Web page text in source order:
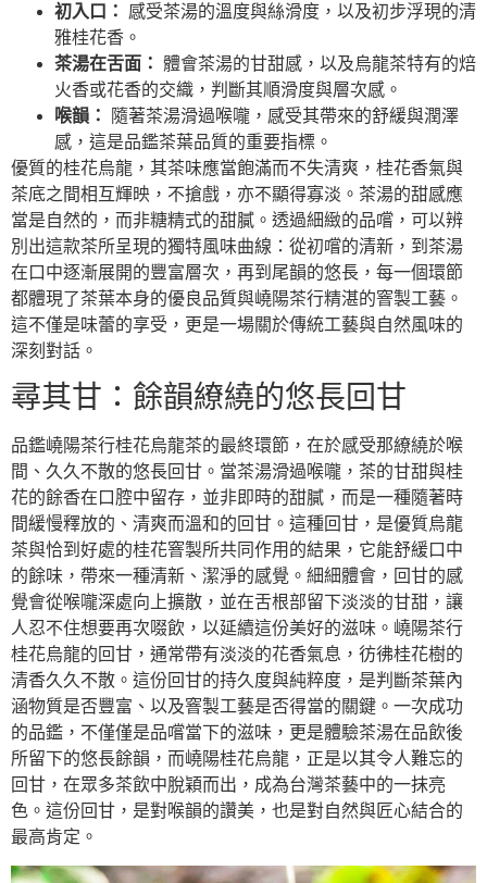
初入口：
感受茶湯的溫度與絲滑度，以及初步浮現的清
雅桂花香。
茶湯在舌面： 體會茶湯的甘甜感，以及烏龍茶特有的焙
火香或花香的交織，判斷其順滑度與層次感。
喉韻：
隨著茶湯滑過喉嚨，感受其帶來的舒緩與潤澤
感，這是品鑑茶葉品質的重要指標。
優質的桂花烏龍，其茶味應當飽滿而不失清爽，桂花香氣與
茶底之間相互輝映，不搶戲，亦不顯得寡淡。茶湯的甜感應
當是自然的，而非糖精式的甜膩。透過細緻的品嚐，可以辨
別出這款茶所呈現的獨特風味曲線：從初嚐的清新，到茶湯
在口中逐漸展開的豐富層次，再到尾韻的悠長，每一個環節
都體現了茶葉本身的優良品質與嶢陽茶行精湛的窨製工藝。
這不僅是味蕾的享受，更是一場關於傳統工藝與自然風味的
深刻對話。
尋其甘：餘韻繚繞的悠長回甘
品鑑嶢陽茶行桂花烏龍茶的最終環節，在於感受那繚繞於喉
間、久久不散的悠長回甘。當茶湯滑過喉嚨，茶的甘甜與桂
花的餘香在口腔中留存，並非即時的甜膩，而是一種隨著時
間緩慢釋放的、清爽而溫和的回甘。這種回甘，是優質烏龍
茶與恰到好處的桂花窨製所共同作用的結果，它能舒緩口中
的餘味，帶來一種清新、潔淨的感覺。細細體會，回甘的感
覺會從喉嚨深處向上擴散，並在舌根部留下淡淡的甘甜，讓
人忍不住想要再次啜飲，以延續這份美好的滋味。嶢陽茶行
桂花烏龍的回甘，通常帶有淡淡的花香氣息，彷彿桂花樹的
清香久久不散。這份回甘的持久度與純粹度，是判斷茶葉內
涵物質是否豐富、以及窨製工藝是否得當的關鍵。一次成功
的品鑑，不僅僅是品嚐當下的滋味，更是體驗茶湯在品飲後
所留下的悠長餘韻，而嶢陽桂花烏龍，正是以其令人難忘的
回甘，在眾多茶飲中脫穎而出，成為台灣茶藝中的一抹亮
色。這份回甘，是對喉韻的讚美，也是對自然與匠心結合的
最高肯定。